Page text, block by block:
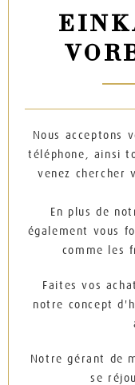
Nous acceptons
téléphone, ainsi
venez chercher
En plus de
également vous
comme les
Faites vos
notre concept
Notre gérant de
se